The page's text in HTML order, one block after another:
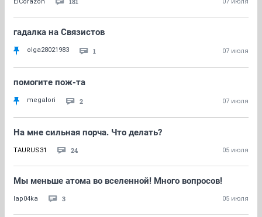
гадалка на Связистов
olga28021983 1 07 июля
помогите пож-та
megalori 2 07 июля
На мне сильная порча. Что делать?
TAURUS31 24 05 июля
Мы меньше атома во вселенной! Много вопросов!
lap04ka 3 05 июля